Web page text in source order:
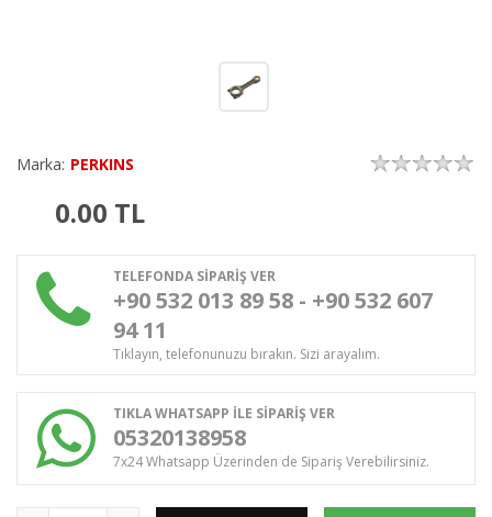
Marka: PERKINS
0.00 TL
TELEFONDA SİPARİŞ VER
+90 532 013 89 58 - +90 532 607
94 11
Tıklayın, telefonunuzu bırakın. Sizi arayalım.
TIKLA WHATSAPP İLE SİPARİŞ VER
05320138958
7x24 Whatsapp Üzerinden de Sipariş Verebilirsiniz.